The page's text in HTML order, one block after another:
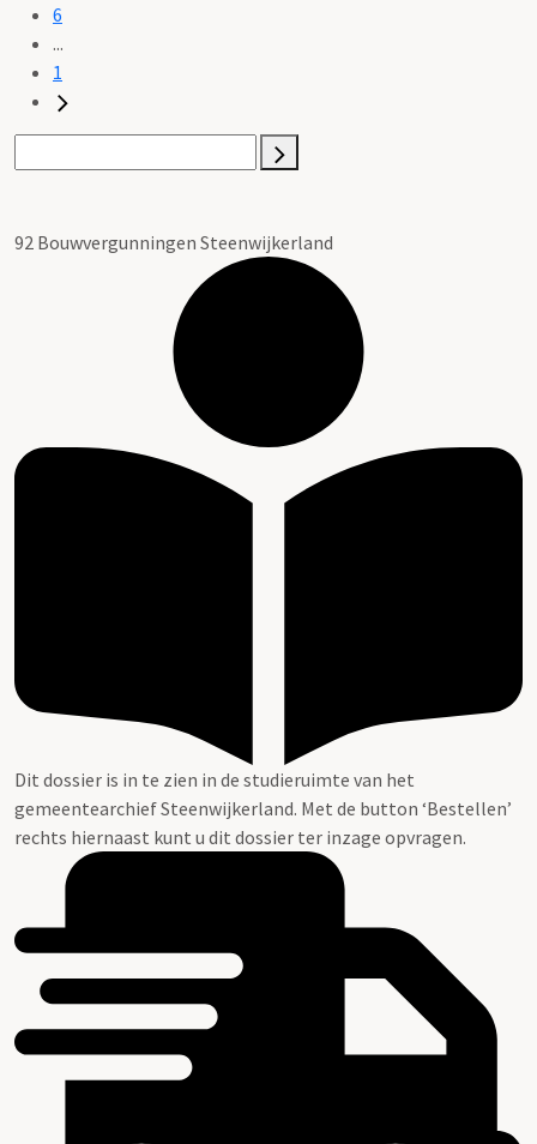
6
...
1
92 Bouwvergunningen Steenwijkerland
Dit dossier is in te zien in de studieruimte van het
gemeentearchief Steenwijkerland. Met de button ‘Bestellen’
rechts hiernaast kunt u dit dossier ter inzage opvragen.